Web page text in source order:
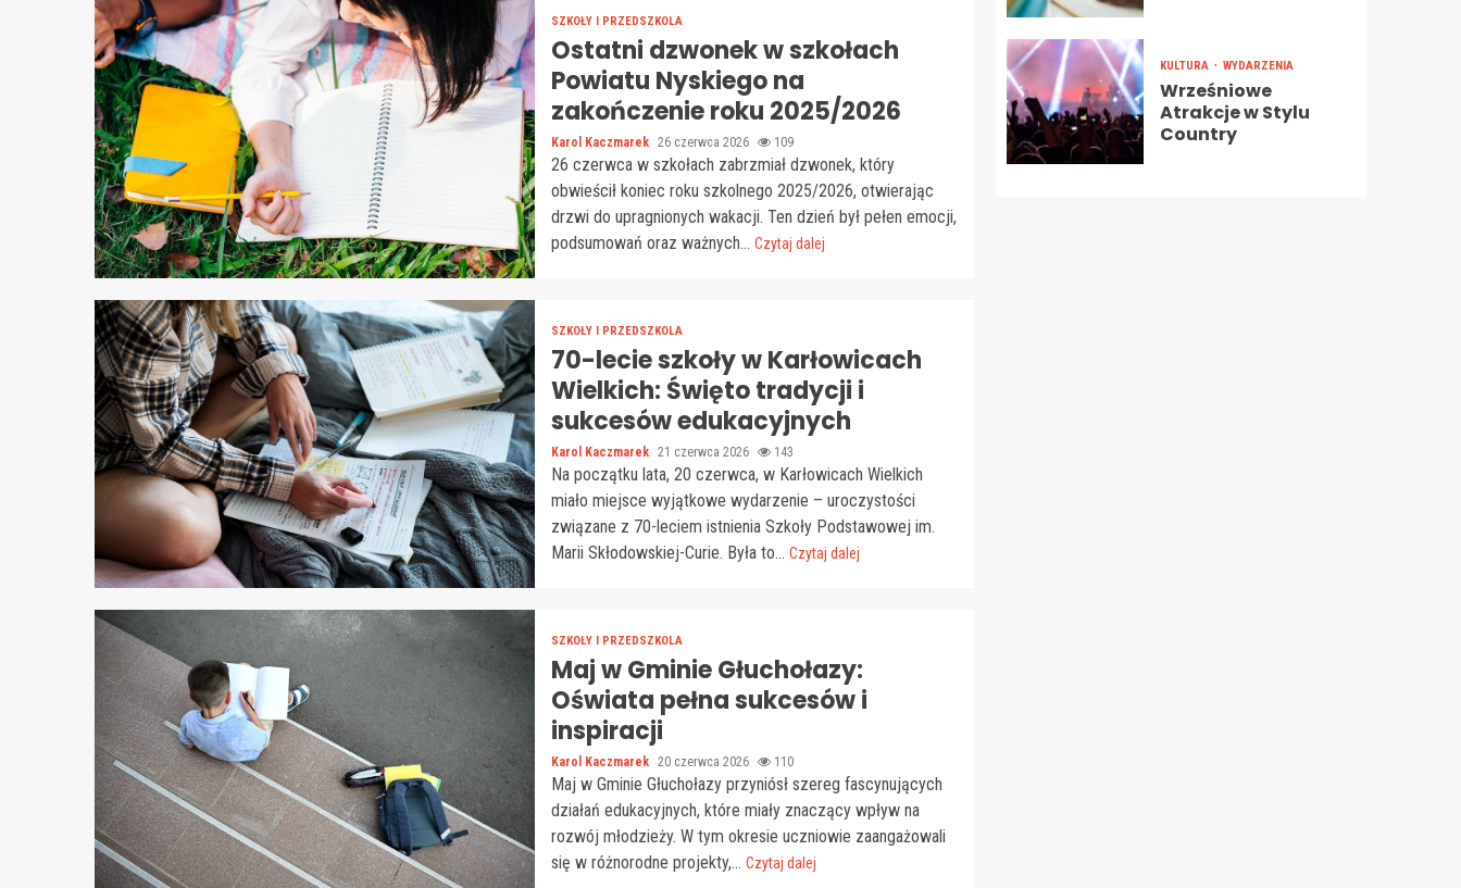
SZKOŁY I PRZEDSZKOLA
Ostatni dzwonek w szkołach
Powiatu Nyskiego na
zakończenie roku 2025/2026
Karol Kaczmarek 26 czerwca 2026 109
26 czerwca w szkołach zabrzmiał dzwonek, który
obwieścił koniec roku szkolnego 2025/2026, otwierając
drzwi do upragnionych wakacji. Ten dzień był pełen emocji,
podsumowań oraz ważnych... Czytaj dalej
SZKOŁY I PRZEDSZKOLA
70-lecie szkoły w Karłowicach
Wielkich: Święto tradycji i
sukcesów edukacyjnych
Karol Kaczmarek 21 czerwca 2026 143
Na początku lata, 20 czerwca, w Karłowicach Wielkich
miało miejsce wyjątkowe wydarzenie – uroczystości
związane z 70-leciem istnienia Szkoły Podstawowej im.
Marii Skłodowskiej-Curie. Była to... Czytaj dalej
SZKOŁY I PRZEDSZKOLA
Maj w Gminie Głuchołazy:
Oświata pełna sukcesów i
inspiracji
Karol Kaczmarek 20 czerwca 2026 110
Maj w Gminie Głuchołazy przyniósł szereg fascynujących
działań edukacyjnych, które miały znaczący wpływ na
rozwój młodzieży. W tym okresie uczniowie zaangażowali
się w różnorodne projekty,... Czytaj dalej
KULTURA WYDARZENIA
Wrześniowe
Atrakcje w Stylu
Country